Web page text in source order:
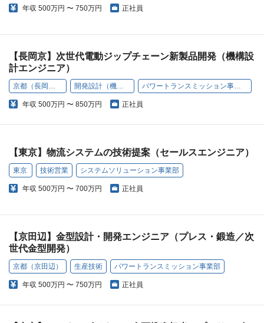
年収 500万円 〜 750万円 正社員
【長岡京】次世代電動ジップチェーン新製品開発（機構設
計エンジニア）
京都（長岡京） 開発設計（機械） パワートランスミッション事業部
年収 500万円 〜 850万円 正社員
【東京】物流システムの技術提案（セールスエンジニア）
東京 技術営業 システムソリューション事業部
年収 500万円 〜 700万円 正社員
【京田辺】金型設計・開発エンジニア（プレス・鍛造／次
世代金型開発）
京都（京田辺） 生産技術 パワートランスミッション事業部
年収 500万円 〜 750万円 正社員